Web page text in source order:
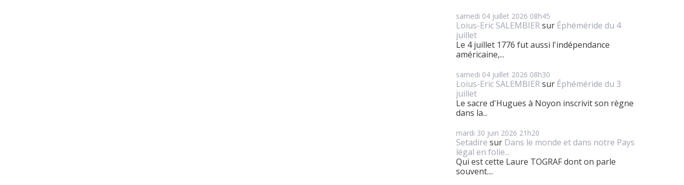
samedi 04 juillet 2026 08h45
Loius-Eric SALEMBIERsur Éphéméride du 4
juillet
Le 4 juillet 1776 fut aussi l'indépendance
américaine,...
samedi 04 juillet 2026 08h30
Loius-Eric SALEMBIERsur Éphéméride du 3
juillet
Le sacre d'Hugues à Noyon inscrivit son règne
dans la...
mardi 30 juin 2026 21h20
Setadire sur Dans le monde et dans notre Pays
légal en folie...
Qui est cette Laure TOGRAF dont on parle
souvent....